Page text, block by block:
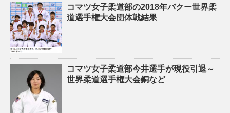
コマツ女子柔道部の2018年バクー世界柔
道選手権大会団体戦結果
コマツ女子柔道部今井選手が現役引退～
世界柔道選手権大会銅など